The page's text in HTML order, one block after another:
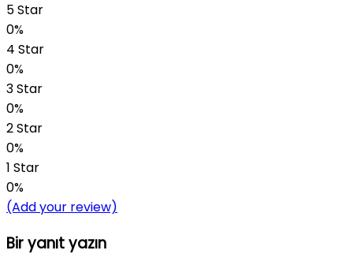
5 Star
0%
4 Star
0%
3 Star
0%
2 Star
0%
1 Star
0%
(Add your review)
Bir yanıt yazın